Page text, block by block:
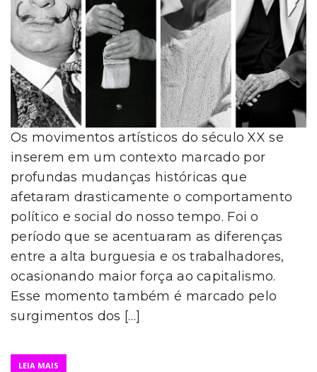
Os movimentos artísticos do século XX se
inserem em um contexto marcado por
profundas mudanças históricas que
afetaram drasticamente o comportamento
político e social do nosso tempo. Foi o
período que se acentuaram as diferenças
entre a alta burguesia e os trabalhadores,
ocasionando maior força ao capitalismo.
Esse momento também é marcado pelo
surgimentos dos […]
LEIA MAIS